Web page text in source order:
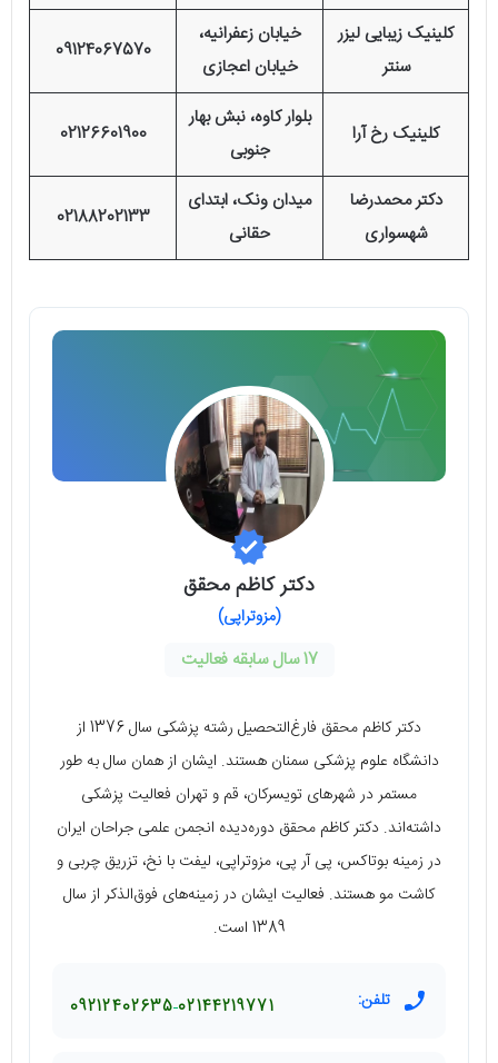
کلینیک زیبایی لیزر
سنتر
خیابان زعفرانیه،
خیابان اعجازی
09124067570
کلینیک رخ آرا
بلوار کاوه، نبش بهار
جنوبی
02126601900
دکتر محمدرضا
شهسواری
میدان ونک، ابتدای
حقانی
02188202133
دکتر کاظم محقق
(مزوتراپی)
17 سال سابقه فعالیت
دکتر کاظم محقق فارغ‌التحصیل رشته پزشکی سال 1376 از
دانشگاه علوم پزشکی سمنان هستند. ایشان از همان سال به طور
مستمر در شهرهای تویسرکان، قم و تهران فعالیت پزشکی
داشته‌اند. دکتر کاظم محقق دوره‌دیده انجمن علمی جراحان ایران
در زمینه بوتاکس، پی آر پی، مزوتراپی، لیفت با نخ، تزریق چربی و
کاشت مو هستند. فعالیت ایشان در زمینه‌های فوق‌الذکر از سال
1389 است.
تلفن: 02144219771
09212402635